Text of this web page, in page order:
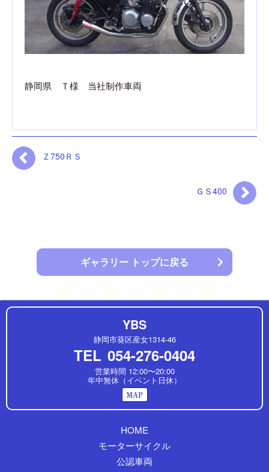
静岡県 Ｔ様 当社制作車両
Ｚ750ＲＳ
ＧＳ400
ギャラリー トップに戻る
YBS
静岡市葵区産女1314-46
TEL 054-276-0404
営業時間 12:00〜20:00
年中無休（イベント日休）
HOME
モーターサイクル
公認車両